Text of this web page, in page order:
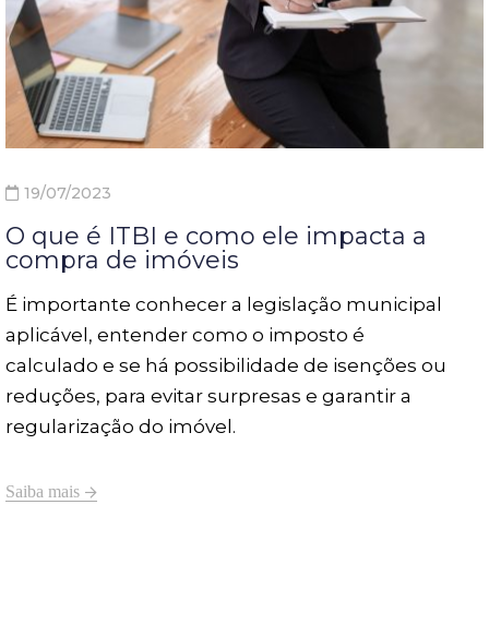
19/07/2023
O que é ITBI e como ele impacta a
compra de imóveis
É importante conhecer a legislação municipal
aplicável, entender como o imposto é
calculado e se há possibilidade de isenções ou
reduções, para evitar surpresas e garantir a
regularização do imóvel.
Saiba mais